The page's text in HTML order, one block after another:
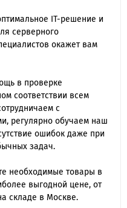
IT-решение и
серверного
окажет вам
в проверке
соответствии всем
с
регулярно обучаем наш
ошибок даже при
задач.
необходимые товары в
выгодной цене, от
складе в Москве.